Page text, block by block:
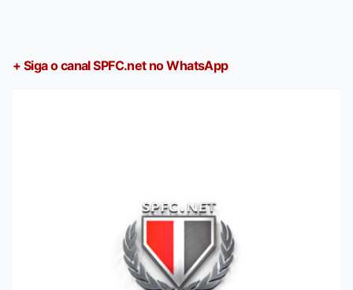
+ Siga o canal SPFC.net no WhatsApp